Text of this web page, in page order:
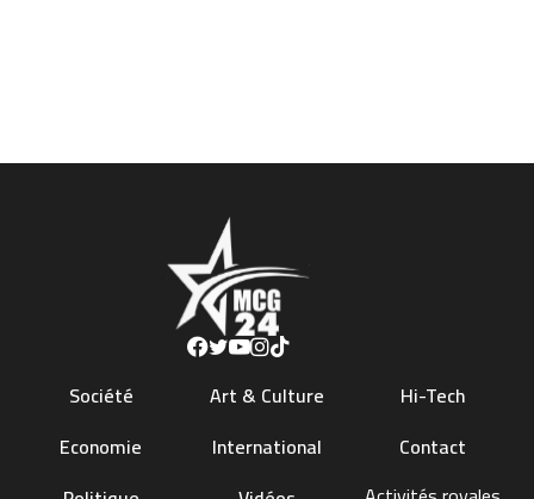
Société
Economie
Art & Culture
International
Hi-Tech
Contact